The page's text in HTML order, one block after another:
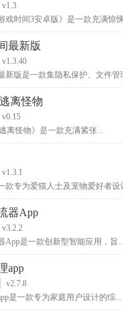
v1.3
戏时间3安卓版》是一款充满惊
最新版
v1.3.40
新版是一款集隐私保护、文件管
离怪物
v0.15
逃离怪物》是一款充满紧张...
v1.3.1
款专为爱猫人士及宠物爱好者设
器App
v3.2.2
App是一款创新型智能应用，旨...
app
v2.7.8
是一款专为家庭用户设计的综...